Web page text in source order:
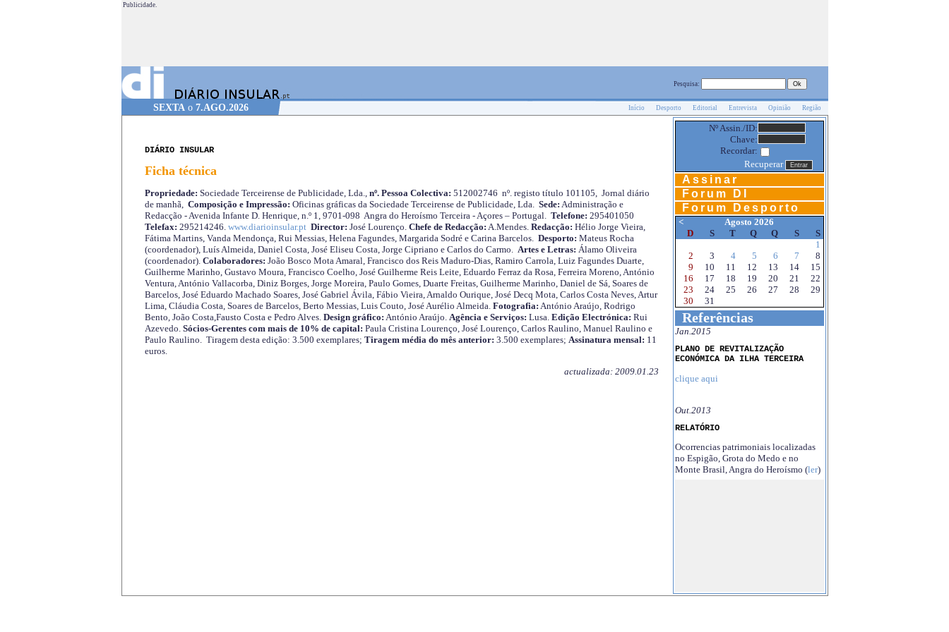
Publicidade.
Pesquisa:
SEXTAo 7.AGO.2026 Início Desporto Editorial Entrevista Opinião Região
DIÁRIO INSULAR
Ficha técnica
Propriedade: Sociedade Terceirense de Publicidade, Lda.,nº. Pessoa Colectiva: 512002746 nº. registo título 101105, Jornal diário
de manhã, Composição e Impressão: Oficinas gráficas da Sociedade Terceirense de Publicidade, Lda. Sede: Administração e
Redacção - Avenida Infante D. Henrique, n.º 1, 9701-098 Angra do Heroísmo Terceira - Açores – Portugal. Telefone: 295401050
Telefax: 295214246. www.diarioinsular.pt Director: José Lourenço. Chefe de Redacção: A.Mendes. Redacção: Hélio Jorge Vieira,
Fátima Martins, Vanda Mendonça, Rui Messias, Helena Fagundes, Margarida Sodré e Carina Barcelos. Desporto: Mateus Rocha
(coordenador), Luís Almeida, Daniel Costa, José Eliseu Costa, Jorge Cipriano e Carlos do Carmo. Artes e Letras: Álamo Oliveira
(coordenador). Colaboradores: João Bosco Mota Amaral, Francisco dos Reis Maduro-Dias, Ramiro Carrola, Luiz Fagundes Duarte,
Guilherme Marinho, Gustavo Moura, Francisco Coelho, José Guilherme Reis Leite, Eduardo Ferraz da Rosa, Ferreira Moreno, António
Ventura, António Vallacorba, Diniz Borges, Jorge Moreira, Paulo Gomes, Duarte Freitas, Guilherme Marinho, Daniel de Sá, Soares de
Barcelos, José Eduardo Machado Soares, José Gabriel Ávila, Fábio Vieira, Arnaldo Ourique, José Decq Mota, Carlos Costa Neves, Artur
Lima, Cláudia Costa, Soares de Barcelos, Berto Messias, Luis Couto, José Aurélio Almeida. Fotografia: António Araújo, Rodrigo
Bento, João Costa,Fausto Costa e Pedro Alves. Design gráfico: António Araújo. Agência e Serviços: Lusa. Edição Electrónica: Rui
Azevedo. Sócios-Gerentes com mais de 10% de capital: Paula Cristina Lourenço, José Lourenço, Carlos Raulino, Manuel Raulino e
Paulo Raulino. Tiragem desta edição: 3.500 exemplares; Tiragem média do mês anterior: 3.500 exemplares; Assinatura mensal: 11
euros.
actualizada: 2009.01.23
Nº Assin./ID:
Chave:
Recordar:
Recuperar
Assinar
Forum DI
Forum Desporto
<
Agosto 2026
D
S T Q Q S
S
1
2
3 4 5 6 7
8
9
10 11 12 13 14
15
16
17 18 19 20 21
22
23
24 25 26 27 28
29
30
31
Referências
Jan.2015
PLANO DE REVITALIZAÇÃO
ECONÓMICA DA ILHA TERCEIRA
clique aqui
Out.2013
RELATÓRIO
Ocorrencias patrimoniais localizadas
no Espigão, Grota do Medo e no
Monte Brasil, Angra do Heroísmo (ler)